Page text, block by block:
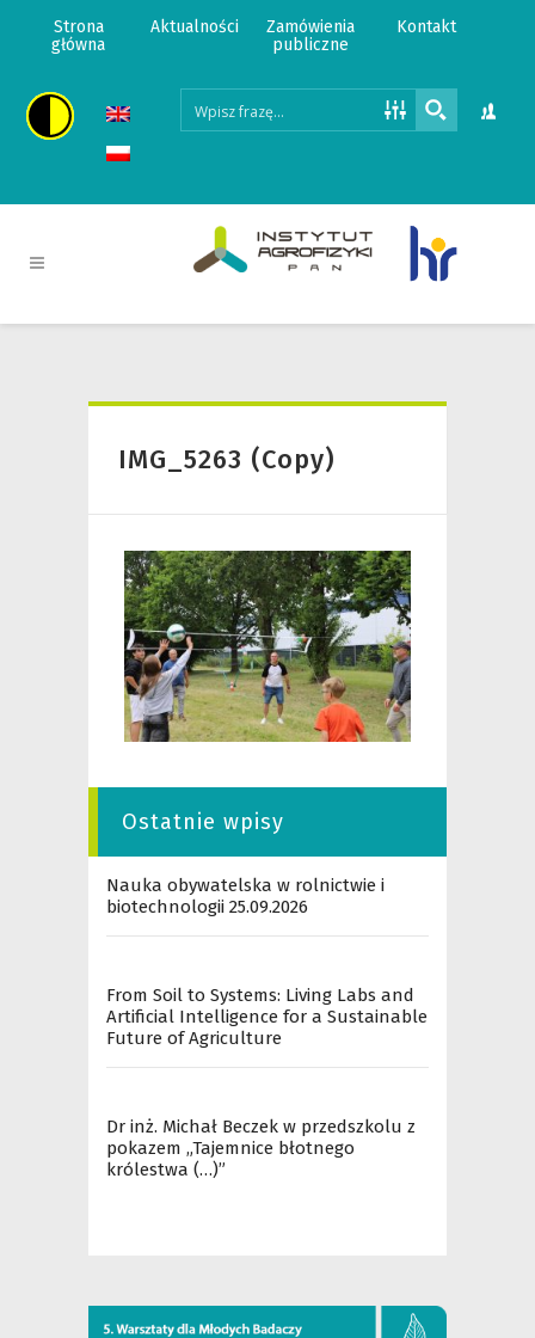
Strona
główna
Aktualności
Zamówienia
publiczne
Kontakt
IMG_5263 (Copy)
Ostatnie wpisy
Nauka obywatelska w rolnictwie i
biotechnologii 25.09.2026
From Soil to Systems: Living Labs and
Artificial Intelligence for a Sustainable
Future of Agriculture
Dr inż. Michał Beczek w przedszkolu z
pokazem „Tajemnice błotnego
królestwa (…)”